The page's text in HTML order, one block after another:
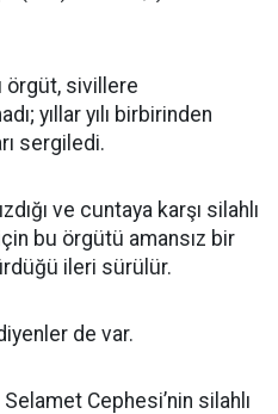
örgüt, sivillere
yıllar yılı birbirinden
sergiledi.
ve cuntaya karşı silahlı
bu örgütü amansız bir
ileri sürülür.
de var.
Cephesi’nin silahlı